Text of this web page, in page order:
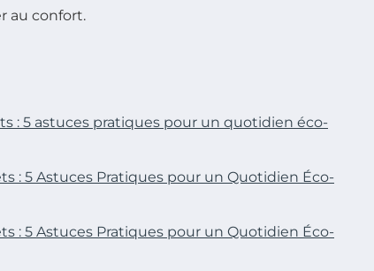
au confort.
: 5 astuces pratiques pour un quotidien éco-
: 5 Astuces Pratiques pour un Quotidien Éco-
: 5 Astuces Pratiques pour un Quotidien Éco-